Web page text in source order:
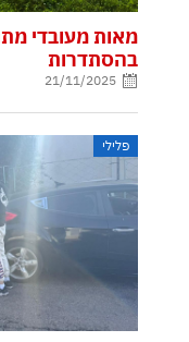
מאות מעובדי
בהסתדרות
21/11/2025
פלילי